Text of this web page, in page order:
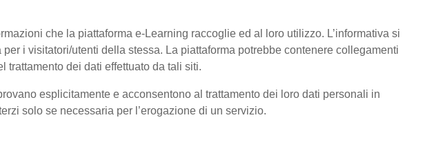
che la piattaforma e-Learning raccoglie ed al loro utilizzo. L’informativa si
i visitatori/utenti della stessa. La piattaforma potrebbe contenere collegamenti
trattamento dei dati effettuato da tali siti.
esplicitamente e acconsentono al trattamento dei loro dati personali in
solo se necessaria per l’erogazione di un servizio.